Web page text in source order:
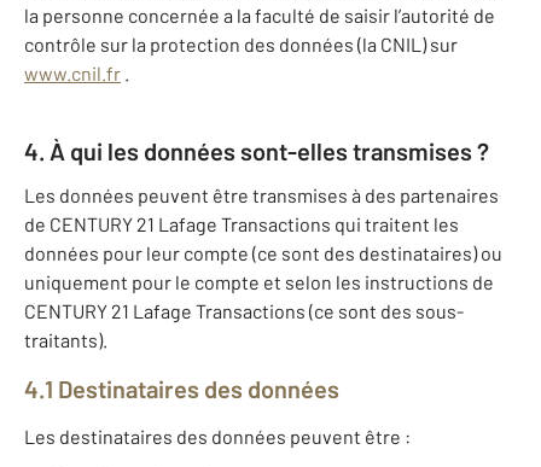
la personne concernée a la faculté de saisir l’autorité de
contrôle sur la protection des données (la CNIL) sur
www.cnil.fr .
4. À qui les données sont-elles transmises ?
Les données peuvent être transmises à des partenaires
de CENTURY 21 Lafage Transactions qui traitent les
données pour leur compte (ce sont des destinataires) ou
uniquement pour le compte et selon les instructions de
CENTURY 21 Lafage Transactions (ce sont des sous-
traitants).
4.1 Destinataires des données
Les destinataires des données peuvent être :